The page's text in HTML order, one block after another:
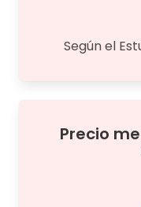
Según el
Precio